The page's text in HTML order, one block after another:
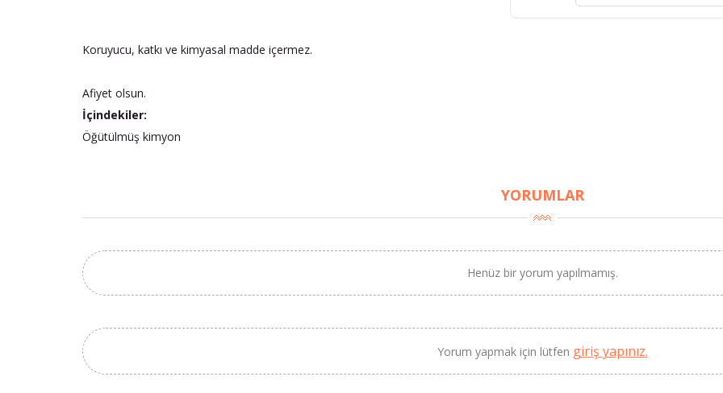
Koruyucu, katkı ve kimyasal madde içermez.
Afiyet olsun.
İçindekiler:
Öğütülmüş kimyon
YORUMLAR
Henüz bir yorum yapılmamış.
Yorum yapmak için lütfen giriş yapınız.